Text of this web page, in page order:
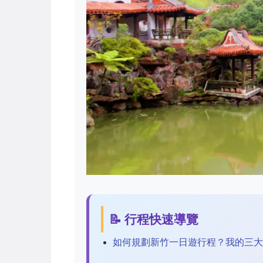
📝 行程快速導覽
如何規劃新竹一日遊行程？我的三